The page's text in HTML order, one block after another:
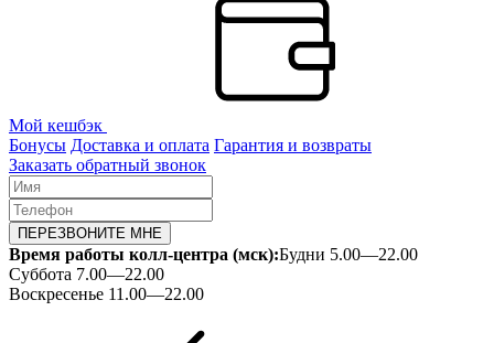
Мой кешбэк
Бонусы Доставка и оплата Гарантия и возвраты
Заказать обратный звонок
ПЕРЕЗВОНИТЕ МНЕ
Время работы колл-центра (мск):Будни 5.00—22.00
Суббота 7.00—22.00
Воскресенье 11.00—22.00